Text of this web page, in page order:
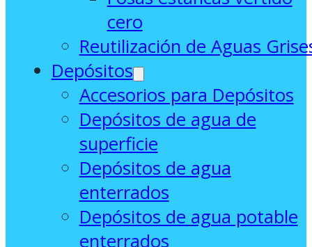
cero
Reutilización de Aguas
Depósitos
Accesorios para Depósitos
Depósitos de agua de
superficie
Depósitos de agua
enterrados
Depósitos de agua potable
enterrados